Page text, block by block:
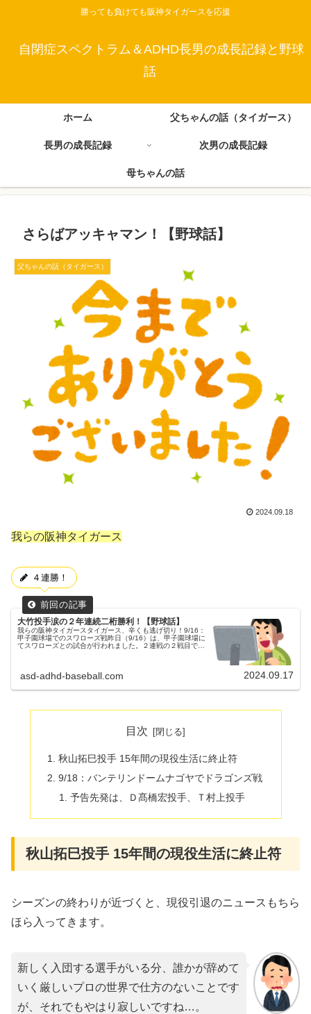
勝っても負けても阪神タイガースを応援
自閉症スペクトラム＆ADHD長男の成長記録と野球
話
ホーム 父ちゃんの話（タイガース）
長男の成長記録 次男の成長記録
母ちゃんの話
さらばアッキャマン！【野球話】
父ちゃんの話（タイガース）
2024.09.18
我らの阪神タイガース
４連勝！
大竹投手涙の２年連続二桁勝利！【野球話】
我らの阪神タイガースタイガース、辛くも逃げ切り！9/16：
甲子園球場でのスワローズ戦昨日（9/16）は、甲子園球場に
てスワローズとの試合が行われました。２連戦の２戦目でし
asd-adhd-baseball.com 2024.09.17
目次
秋山拓巳投手 15年間の現役生活に終止符
9/18：バンテリンドームナゴヤでドラゴンズ戦
予告先発は、Ｄ髙橋宏投手、Ｔ村上投手
秋山拓巳投手 15年間の現役生活に終止符
シーズンの終わりが近づくと、現役引退のニュースもちら
ほら入ってきます。
新しく入団する選手がいる分、誰かが辞めて
いく厳しいプロの世界で仕方のないことです
が、それでもやはり寂しいですね…。